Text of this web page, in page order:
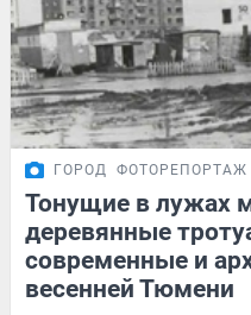
ГОРОД ФОТОРЕПОРТАЖ
Тонущие в лужах
деревянные
современные и
весенней Тюмени